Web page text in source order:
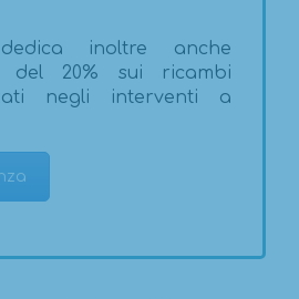
dedica inoltre anche
del 20% sui ricambi
negli interventi a